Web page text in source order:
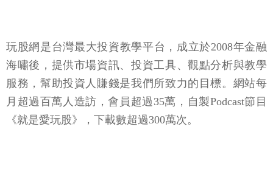
玩股網是台灣最大投資教學平台，成立於2008年金融
海嘯後，提供市場資訊、投資工具、觀點分析與教學
服務，幫助投資人賺錢是我們所致力的目標。網站每
月超過百萬人造訪，會員超過35萬，自製Podcast節目
《就是愛玩股》，下載數超過300萬次。